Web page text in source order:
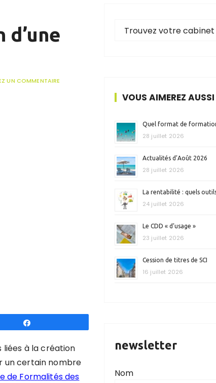
UN COMMENTAIRE
liées à la création
un certain nombre
de Formalités des
Trouvez votre cabinet
VOUS AIMEREZ
Quel format de
28 juillet 2026
Actualités d’Août 2026
28 juillet 2026
La rentabilité : quels
24 juillet 2026
Le CDD « d’usage »
23 juillet 2026
Cession de titres de SCI
16 juillet 2026
newsletter
Nom